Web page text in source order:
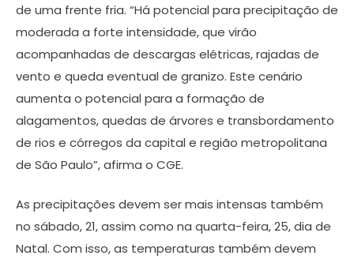
de uma frente fria. “Há potencial para precipitação de
moderada a forte intensidade, que virão
acompanhadas de descargas elétricas, rajadas de
vento e queda eventual de granizo. Este cenário
aumenta o potencial para a formação de
alagamentos, quedas de árvores e transbordamento
de rios e córregos da capital e região metropolitana
de São Paulo”, afirma o CGE.
As precipitações devem ser mais intensas também
no sábado, 21, assim como na quarta-feira, 25, dia de
Natal. Com isso, as temperaturas também devem